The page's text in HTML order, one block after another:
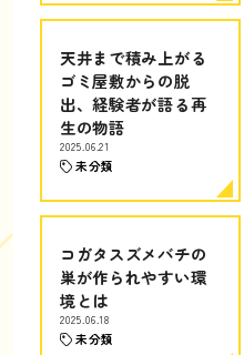
天井まで積み上がる
ゴミ屋敷からの脱
出、経験者が語る再
生の物語
2025.06.21
未分類
コガタスズメバチの
巣が作られやすい環
境とは
2025.06.18
未分類